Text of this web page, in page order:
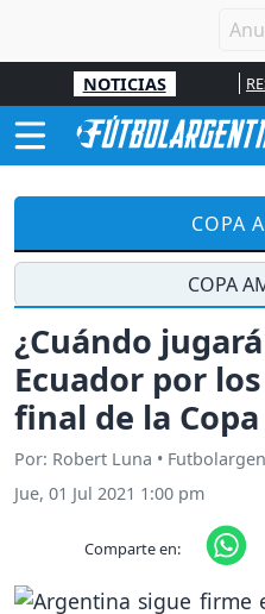
NOTICIAS
COPA
COPA
¿Cuándo
Ecuador por
final de la
Por: Robert Luna •
Jue, 01 Jul 2021 1:00 pm
Comparte en: